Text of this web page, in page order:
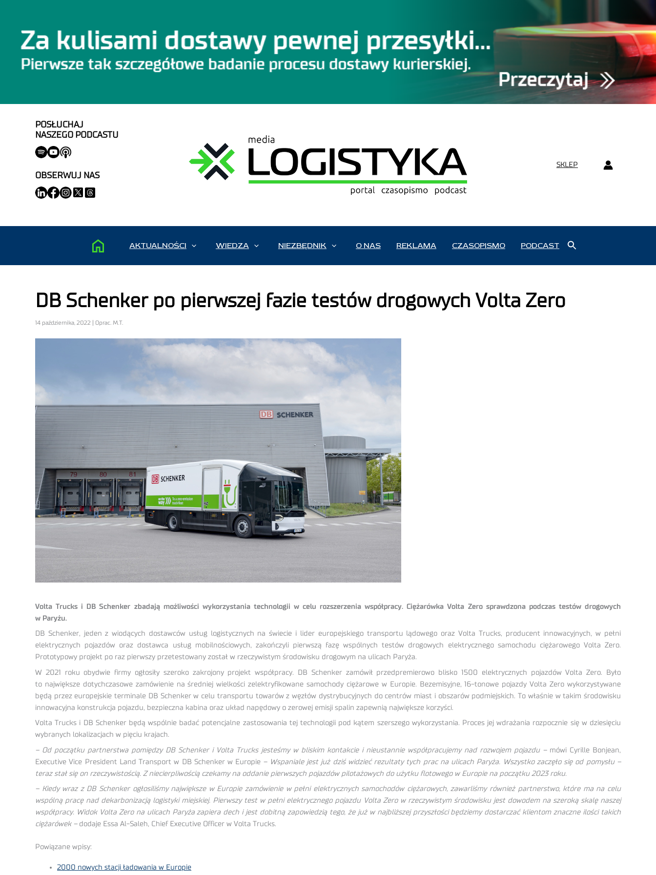
POSŁUCHAJ
NASZEGO PODCASTU
OBSERWUJ NAS
SKLEP
AKTUALNOŚCI WIEDZA NIEZBĘDNIK O NAS REKLAMA CZASOPISMO PODCAST
DB Schenker po pierwszej fazie testów drogowych Volta Zero
14 października, 2022 | Oprac. M.T.
Volta Trucks i DB Schenker zbadają możliwości wykorzystania technologii w celu rozszerzenia współpracy. Ciężarówka Volta Zero sprawdzona podczas testów drogowych
w Paryżu.
DB Schenker, jeden z wiodących dostawców usług logistycznych na świecie i lider europejskiego transportu lądowego oraz Volta Trucks, producent innowacyjnych, w pełni
elektrycznych pojazdów oraz dostawca usług mobilnościowych, zakończyli pierwszą fazę wspólnych testów drogowych elektrycznego samochodu ciężarowego Volta Zero.
Prototypowy projekt po raz pierwszy przetestowany został w rzeczywistym środowisku drogowym na ulicach Paryża.
W 2021 roku obydwie firmy ogłosiły szeroko zakrojony projekt współpracy. DB Schenker zamówił przedpremierowo blisko 1500 elektrycznych pojazdów Volta Zero. Było
to największe dotychczasowe zamówienie na średniej wielkości zelektryfikowane samochody ciężarowe w Europie. Bezemisyjne, 16-tonowe pojazdy Volta Zero wykorzystywane
będą przez europejskie terminale DB Schenker w celu transportu towarów z węzłów dystrybucyjnych do centrów miast i obszarów podmiejskich. To właśnie w takim środowisku
innowacyjna konstrukcja pojazdu, bezpieczna kabina oraz układ napędowy o zerowej emisji spalin zapewnią największe korzyści.
Volta Trucks i DB Schenker będą wspólnie badać potencjalne zastosowania tej technologii pod kątem szerszego wykorzystania. Proces jej wdrażania rozpocznie się w dziesięciu
wybranych lokalizacjach w pięciu krajach.
– Od początku partnerstwa pomiędzy DB Schenker i Volta Trucks jesteśmy w bliskim kontakcie i nieustannie współpracujemy nad rozwojem pojazdu –mówi Cyrille Bonjean,
Executive Vice President Land Transport w DB Schenker w Europie – Wspaniale jest już dziś widzieć rezultaty tych prac na ulicach Paryża. Wszystko zaczęło się od pomysłu –
teraz stał się on rzeczywistością. Z niecierpliwością czekamy na oddanie pierwszych pojazdów pilotażowych do użytku flotowego w Europie na początku 2023 roku.
– Kiedy wraz z DB Schenker ogłosiliśmy największe w Europie zamówienie w pełni elektrycznych samochodów ciężarowych, zawarliśmy również partnerstwo, które ma na celu
wspólną pracę nad dekarbonizacją logistyki miejskiej. Pierwszy test w pełni elektrycznego pojazdu Volta Zero w rzeczywistym środowisku jest dowodem na szeroką skalę naszej
współpracy. Widok Volta Zero na ulicach Paryża zapiera dech i jest dobitną zapowiedzią tego, że już w najbliższej przyszłości będziemy dostarczać klientom znaczne ilości takich
ciężarówek –dodaje Essa Al-Saleh, Chief Executive Officer w Volta Trucks.
Powiązane wpisy:
2000 nowych stacji ładowania w Europie